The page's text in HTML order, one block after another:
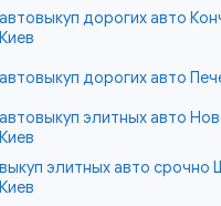
автовыкуп дорогих авто
Киев
автовыкуп дорогих авто
автовыкуп элитных авто
Киев
выкуп элитных авто срочно
Киев